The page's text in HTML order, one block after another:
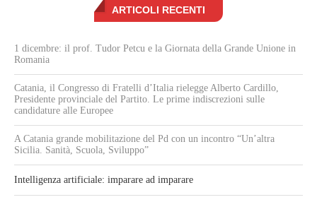
ARTICOLI RECENTI
1 dicembre: il prof. Tudor Petcu e la Giornata della Grande Unione in
Romania
Catania, il Congresso di Fratelli d’Italia rielegge Alberto Cardillo,
Presidente provinciale del Partito. Le prime indiscrezioni sulle
candidature alle Europee
A Catania grande mobilitazione del Pd con un incontro “Un’altra
Sicilia. Sanità, Scuola, Sviluppo”
Intelligenza artificiale: imparare ad imparare